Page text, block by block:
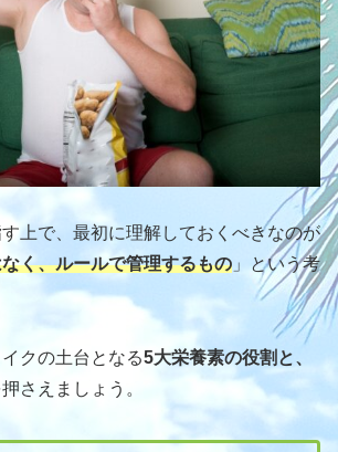
上で、最初に理解しておくべきなのが
く、ルールで管理するもの 」という考
クの土台となる5大栄養素の役割と、
押さえましょう。